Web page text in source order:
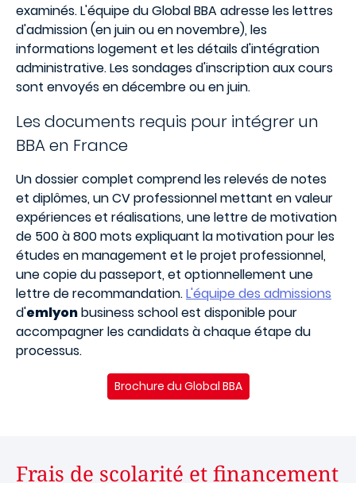
examinés. L'équipe du Global BBA adresse les lettres
d'admission (en juin ou en novembre), les
informations logement et les détails d'intégration
administrative. Les sondages d'inscription aux cours
sont envoyés en décembre ou en juin.
Les documents requis pour intégrer un
BBA en France
Un dossier complet comprend les relevés de notes
et diplômes, un CV professionnel mettant en valeur
expériences et réalisations, une lettre de motivation
de 500 à 800 mots expliquant la motivation pour les
études en management et le projet professionnel,
une copie du passeport, et optionnellement une
lettre de recommandation.L'équipe des admissions
d'emlyonbusiness school est disponible pour
accompagner les candidats à chaque étape du
processus.
Brochure du Global BBA
Frais de scolarité et financement